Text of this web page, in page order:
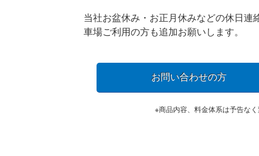
当社お盆休み・お正月休みなどの休日連
車場ご利用の方も追加お願いします。
お問い合わせの方
※商品内容、料金体系は予告な